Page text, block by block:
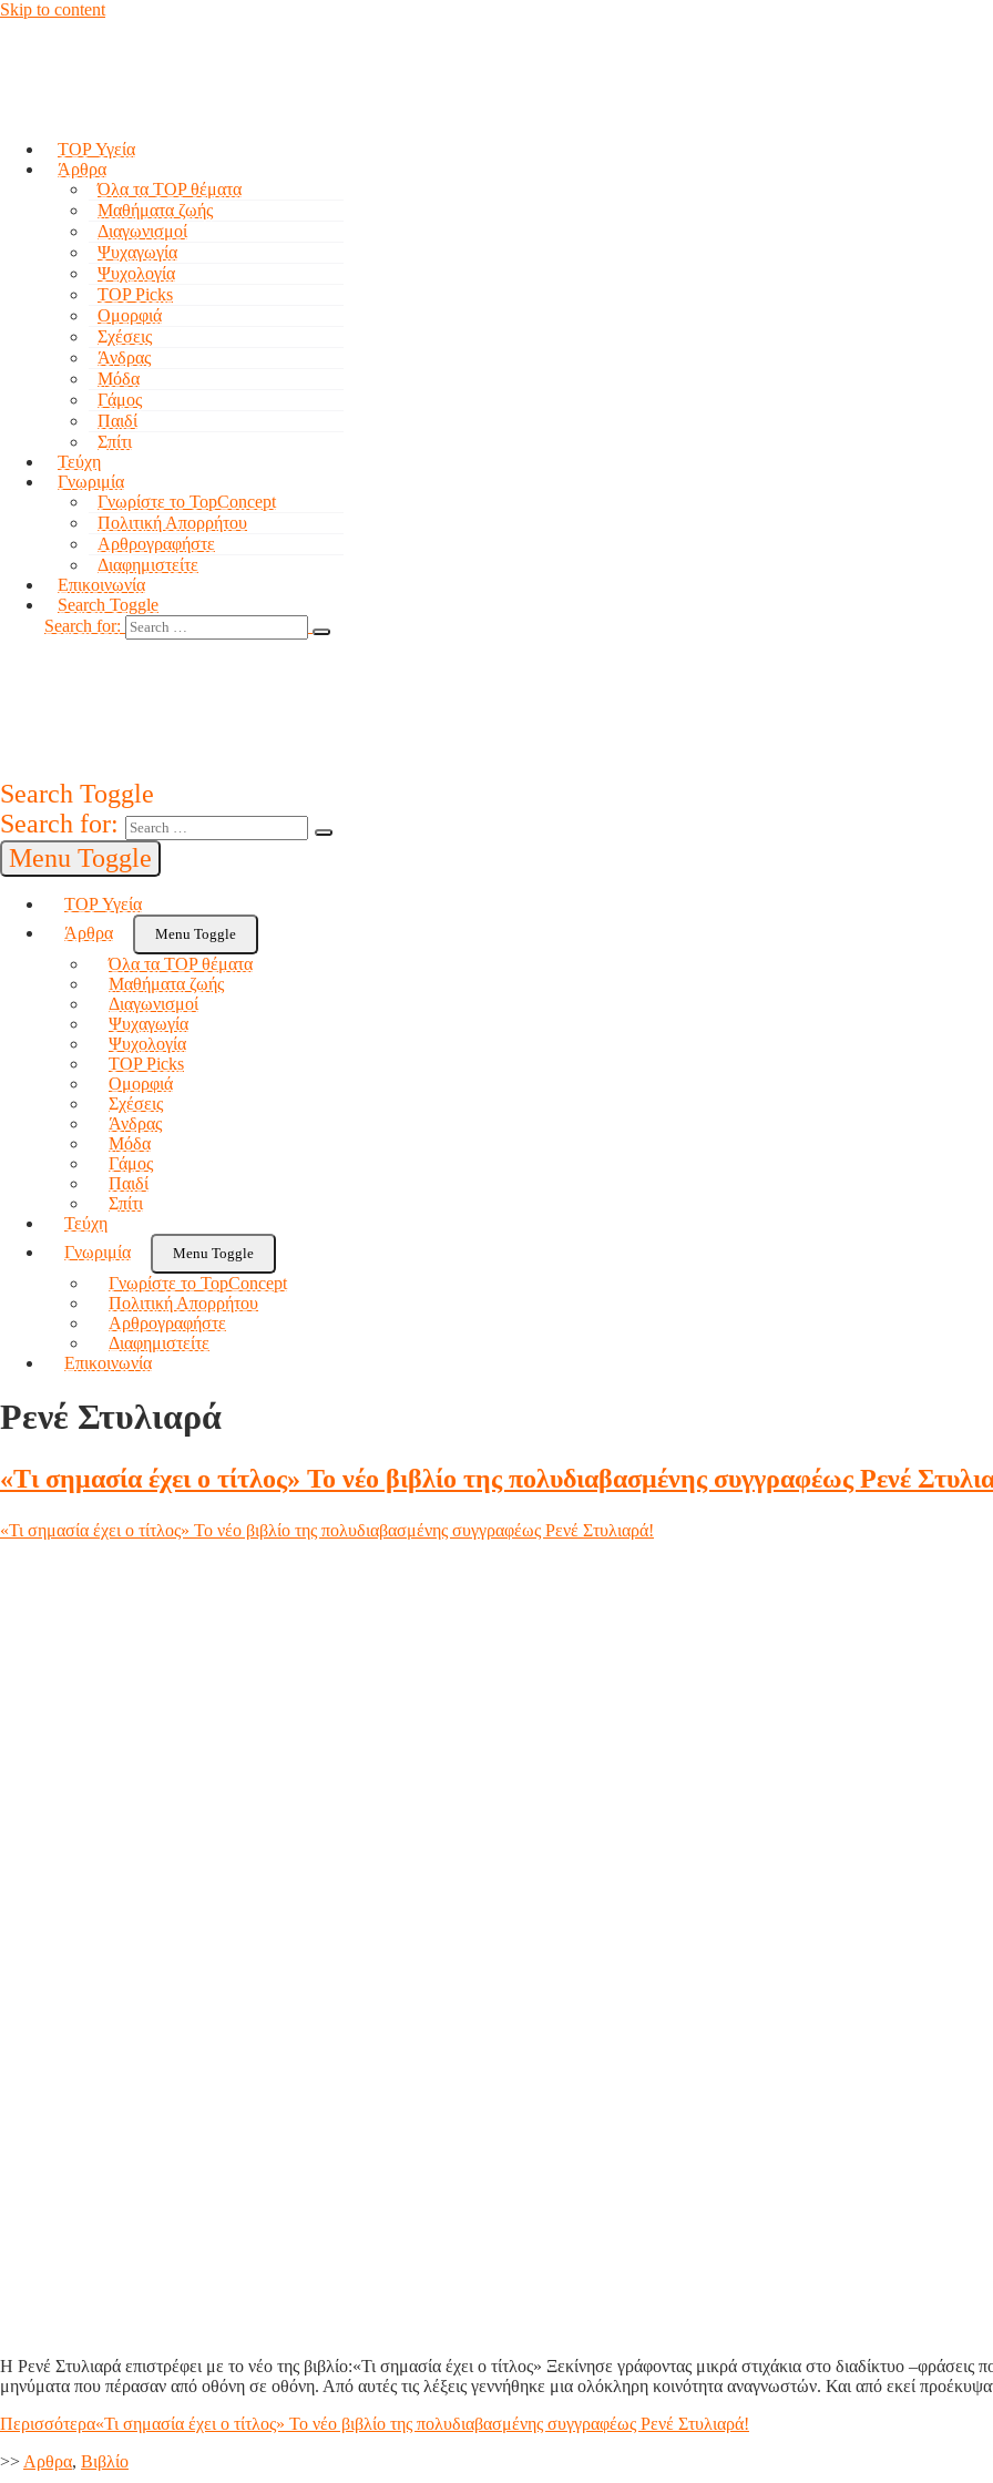
Skip to content
TOP Υγεία
Άρθρα
Όλα τα TOP θέματα
Μαθήματα ζωής
Διαγωνισμοί
Ψυχαγωγία
Ψυχολογία
TOP Picks
Ομορφιά
Σχέσεις
Άνδρας
Μόδα
Γάμος
Παιδί
Σπίτι
Τεύχη
Γνωριμία
Γνωρίστε το TopConcept
Πολιτική Απορρήτου
Αρθρογραφήστε
Διαφημιστείτε
Επικοινωνία
Search Toggle
Search for:
Search Toggle
Search for:
Menu Toggle
TOP Υγεία
Άρθρα
Menu Toggle
Όλα τα TOP θέματα
Μαθήματα ζωής
Διαγωνισμοί
Ψυχαγωγία
Ψυχολογία
TOP Picks
Ομορφιά
Σχέσεις
Άνδρας
Μόδα
Γάμος
Παιδί
Σπίτι
Τεύχη
Γνωριμία
Menu Toggle
Γνωρίστε το TopConcept
Πολιτική Απορρήτου
Αρθρογραφήστε
Διαφημιστείτε
Επικοινωνία
Ρενέ Στυλιαρά
«Τι σημασία έχει ο τίτλος» Το νέο βιβλίο της πολυδιαβασμένης συγγραφέως Ρενέ
«Τι σημασία έχει ο τίτλος» Το νέο βιβλίο της πολυδιαβασμένης συγγραφέως Ρενέ Στυλιαρά!
Η Ρενέ Στυλιαρά επιστρέφει με το νέο της βιβλίο:«Τι σημασία έχει ο τίτλος» Ξεκίνησε γράφοντας μικρά στιχάκια στο διαδίκτυο –φράσεις
μηνύματα που πέρασαν από οθόνη σε οθόνη. Από αυτές τις λέξεις γεννήθηκε μια ολόκληρη κοινότητα αναγνωστών. Και από εκεί
Περισσότερα«Τι σημασία έχει ο τίτλος» Το νέο βιβλίο της πολυδιαβασμένης συγγραφέως Ρενέ Στυλιαρά!
>>Aρθρα, Βιβλίο